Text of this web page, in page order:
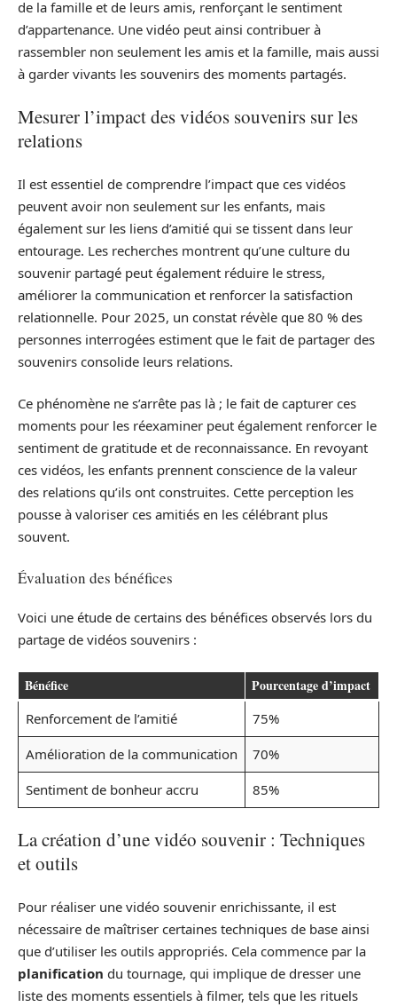
de la famille et de leurs amis, renforçant le sentiment
d’appartenance. Une vidéo peut ainsi contribuer à
rassembler non seulement les amis et la famille, mais aussi
à garder vivants les souvenirs des moments partagés.
Mesurer l’impact des vidéos souvenirs sur les
relations
Il est essentiel de comprendre l’impact que ces vidéos
peuvent avoir non seulement sur les enfants, mais
également sur les liens d’amitié qui se tissent dans leur
entourage. Les recherches montrent qu’une culture du
souvenir partagé peut également réduire le stress,
améliorer la communication et renforcer la satisfaction
relationnelle. Pour 2025, un constat révèle que 80 % des
personnes interrogées estiment que le fait de partager des
souvenirs consolide leurs relations.
Ce phénomène ne s’arrête pas là ; le fait de capturer ces
moments pour les réexaminer peut également renforcer le
sentiment de gratitude et de reconnaissance. En revoyant
ces vidéos, les enfants prennent conscience de la valeur
des relations qu’ils ont construites. Cette perception les
pousse à valoriser ces amitiés en les célébrant plus
souvent.
Évaluation des bénéfices
Voici une étude de certains des bénéfices observés lors du
partage de vidéos souvenirs :
Bénéfice Pourcentage d’impact
Renforcement de l’amitié
75%
Amélioration de la communication
70%
Sentiment de bonheur accru
85%
La création d’une vidéo souvenir : Techniques
et outils
Pour réaliser une vidéo souvenir enrichissante, il est
nécessaire de maîtriser certaines techniques de base ainsi
que d’utiliser les outils appropriés. Cela commence par la
planification du tournage, qui implique de dresser une
liste des moments essentiels à filmer, tels que les rituels